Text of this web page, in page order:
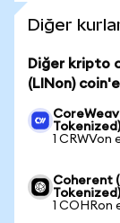
Diğer
Diğer kripto
(LINon)
1 CRWVon
Coherent
1 COHRon